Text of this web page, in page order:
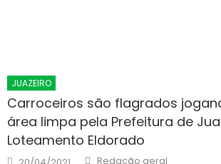
JUAZEIRO
Carroceiros são flagrados
área limpa pela Prefeitura de
Loteamento Eldorado
Posted Author
Redação geral